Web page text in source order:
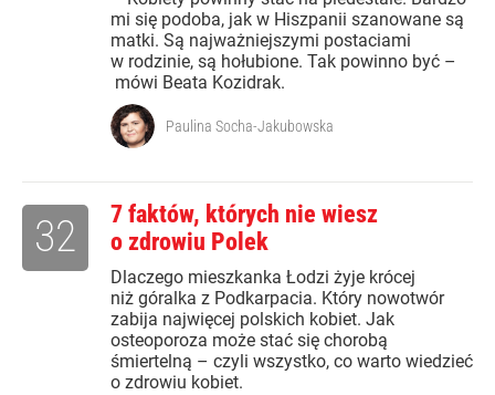
mi się podoba, jak w Hiszpanii szanowane są
matki. Są najważniejszymi postaciami
w rodzinie, są hołubione. Tak powinno być –
mówi Beata Kozidrak.
Paulina Socha-Jakubowska
7 faktów, których nie wiesz
o zdrowiu Polek
Dlaczego mieszkanka Łodzi żyje krócej
niż góralka z Podkarpacia. Który nowotwór
zabija najwięcej polskich kobiet. Jak
osteoporoza może stać się chorobą
śmiertelną – czyli wszystko, co warto wiedzieć
o zdrowiu kobiet.
32